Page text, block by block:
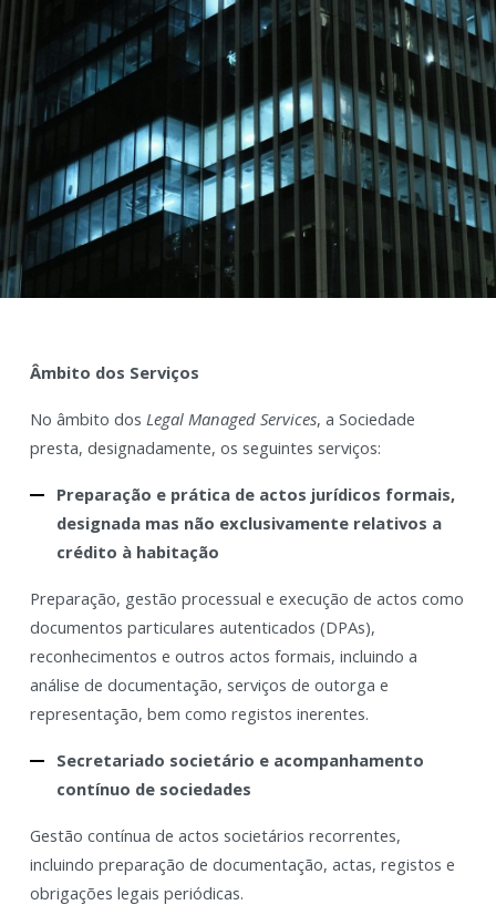
Âmbito dos Serviços
No âmbito dos Legal Managed Services, a Sociedade
presta, designadamente, os seguintes serviços:
Preparação e prática de actos jurídicos formais,
designada mas não exclusivamente relativos a
crédito à habitação
Preparação, gestão processual e execução de actos como
documentos particulares autenticados (DPAs),
reconhecimentos e outros actos formais, incluindo a
análise de documentação, serviços de outorga e
representação, bem como registos inerentes.
Secretariado societário e acompanhamento
contínuo de sociedades
Gestão contínua de actos societários recorrentes,
incluindo preparação de documentação, actas, registos e
obrigações legais periódicas.